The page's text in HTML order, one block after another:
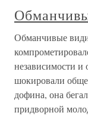
Обманчивые
независимости и
шокировали
дофина, она
придворной